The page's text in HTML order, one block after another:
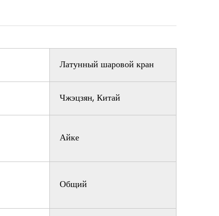
Латунный шаровой кран
Чжэцзян, Китай
Айке
Общий